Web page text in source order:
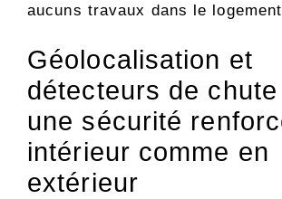
aucuns travaux dans le
Géolocalisation et
détecteurs de
une sécurité
intérieur comme en
extérieur